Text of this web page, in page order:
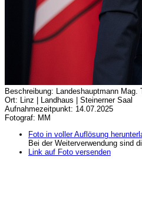
Beschreibung: Landeshauptmann
Ort: Linz | Landhaus | Steinerner Saal
Aufnahmezeitpunkt: 14.07.2025
Fotograf: MM
Foto in voller Auflösung
Bei der Weiterverwendung sind
Link auf Foto versenden